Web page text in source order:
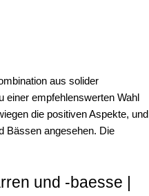
aus solider
einer empfehlenswerten Wahl
die positiven Aspekte, und
Bässen angesehen. Die
und -baesse |